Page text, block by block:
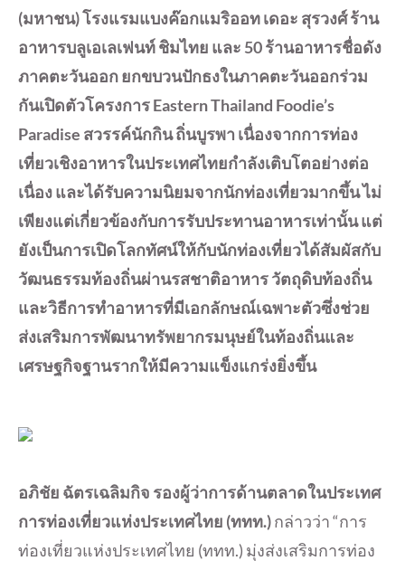
(มหาชน) โรงแรมแบงค๊อกแมริออท เดอะ สุรวงศ์ ร้าน
อาหารบลูเอเลเฟนท์ ชิมไทย และ 50 ร้านอาหารชื่อดัง
ภาคตะวันออก ยกขบวนปักธงในภาคตะวันออกร่วม
กันเปิดตัวโครงการ Eastern Thailand Foodie’s
Paradise สวรรค์นักกิน ถิ่นบูรพา เนื่องจากการท่อง
เที่ยวเชิงอาหารในประเทศไทยกำลังเติบโตอย่างต่อ
เนื่อง และได้รับความนิยมจากนักท่องเที่ยวมากขึ้น ไม่
เพียงแต่เกี่ยวข้องกับการรับประทานอาหารเท่านั้น แต่
ยังเป็นการเปิดโลกทัศน์ให้กับนักท่องเที่ยวได้สัมผัสกับ
วัฒนธรรมท้องถิ่นผ่านรสชาติอาหาร วัตถุดิบท้องถิ่น
และวิธีการทำอาหารที่มีเอกลักษณ์เฉพาะตัวซึ่งช่วย
ส่งเสริมการพัฒนาทรัพยากรมนุษย์ในท้องถิ่นและ
เศรษฐกิจฐานรากให้มีความแข็งแกร่งยิ่งขึ้น
อภิชัย ฉัตรเฉลิมกิจ รองผู้ว่าการด้านตลาดในประเทศ
การท่องเที่ยวแห่งประเทศไทย (ททท.)กล่าวว่า “การ
ท่องเที่ยวแห่งประเทศไทย (ททท.) มุ่งส่งเสริมการท่อง